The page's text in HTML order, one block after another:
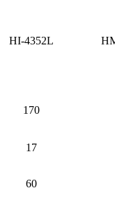
HI-4352L
170
17
60